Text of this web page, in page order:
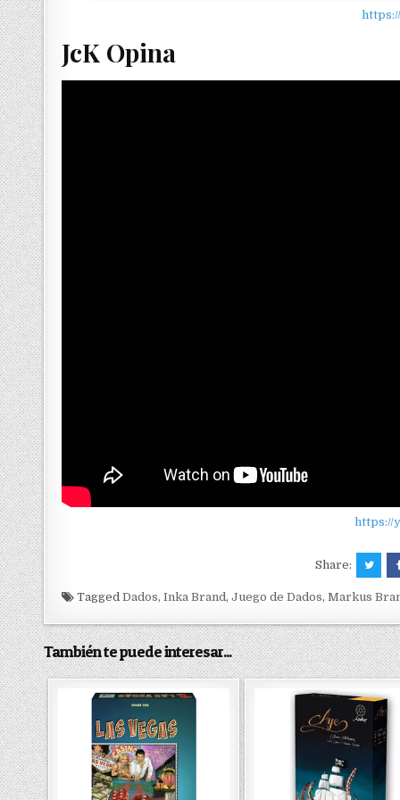
JcK Opina
https://
Share:
TaggedDados,Inka Brand,Juego de Dados,Markus
También te puede interesar...